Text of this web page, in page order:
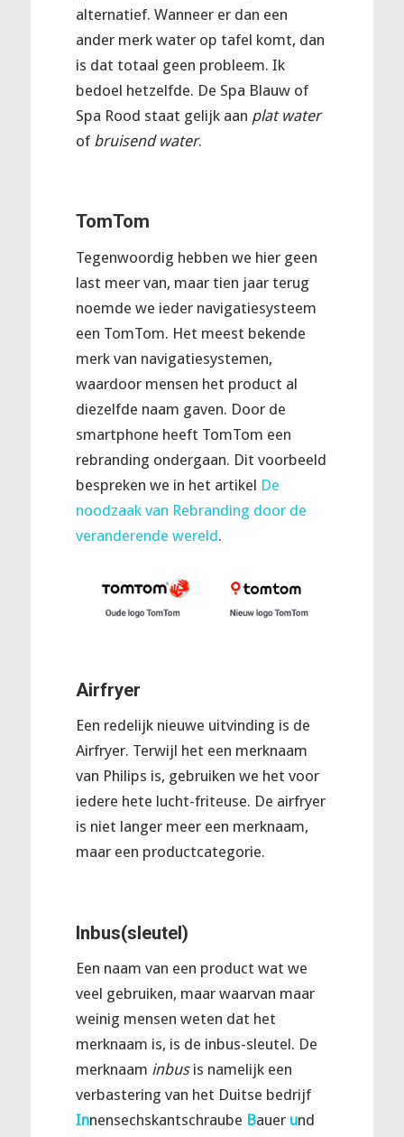
alternatief. Wanneer er dan een
ander merk water op tafel komt, dan
is dat totaal geen probleem. Ik
bedoel hetzelfde. De Spa Blauw of
Spa Rood staat gelijk aan plat water
of bruisend water.
TomTom
Tegenwoordig hebben we hier geen
last meer van, maar tien jaar terug
noemde we ieder navigatiesysteem
een TomTom. Het meest bekende
merk van navigatiesystemen,
waardoor mensen het product al
diezelfde naam gaven. Door de
smartphone heeft TomTom een
rebranding ondergaan. Dit voorbeeld
bespreken we in het artikel De
noodzaak van Rebranding door de
veranderende wereld.
Airfryer
Een redelijk nieuwe uitvinding is de
Airfryer. Terwijl het een merknaam
van Philips is, gebruiken we het voor
iedere hete lucht-friteuse. De airfryer
is niet langer meer een merknaam,
maar een productcategorie.
Inbus(sleutel)
Een naam van een product wat we
veel gebruiken, maar waarvan maar
weinig mensen weten dat het
merknaam is, is de inbus-sleutel. De
merknaam inbusis namelijk een
verbastering van het Duitse bedrijf
Innensechskantschraube Bauer und